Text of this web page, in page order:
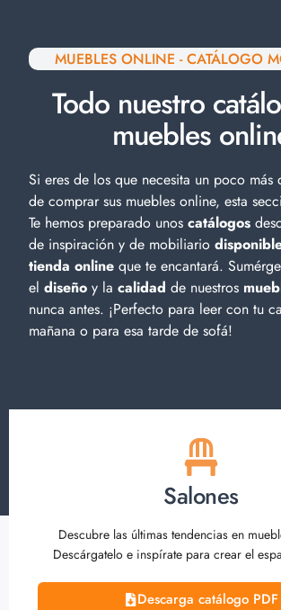
MUEBLES ONLINE - CATÁLOGO
Todo nuestro
muebles
Si eres de los que necesita un poco más
de comprar sus muebles online, esta
Te hemos preparado unos catálogos
de inspiración y de mobiliario
tienda online que te encantará.
el diseño y la calidad de nuestros
nunca antes. ¡Perfecto para leer con tu
mañana o para esa tarde de sofá!
Salones
Descubre las últimas tendencias en
Descárgatelo e inspírate para crear el
Descarga catálogo PDF